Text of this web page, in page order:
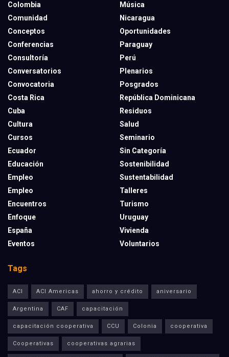
Colombia
Comunidad
Conceptos
Conferencias
Consultoría
Conversatorios
Convocatoria
Costa Rica
Cuba
Cultura
Cursos
Ecuador
Educación
Empleo
Empleo
Encuentros
Enfoque
España
Eventos
Música
Nicaragua
Oportunidades
Paraguay
Perú
Plenarios
Posgrados
República Dominicana
Residuos
Salud
Seminario
Sin Categoría
Sostenibilidad
Sustentabilidad
Talleres
Turismo
Uruguay
Vivienda
Voluntarios
Tags
ACI ACI Americas ahorro y crédito aniversario
Argentina CAF capacitación
capacitación cooperativa CCU Colonia cooperativa
Cooperativas cooperativas agrarias